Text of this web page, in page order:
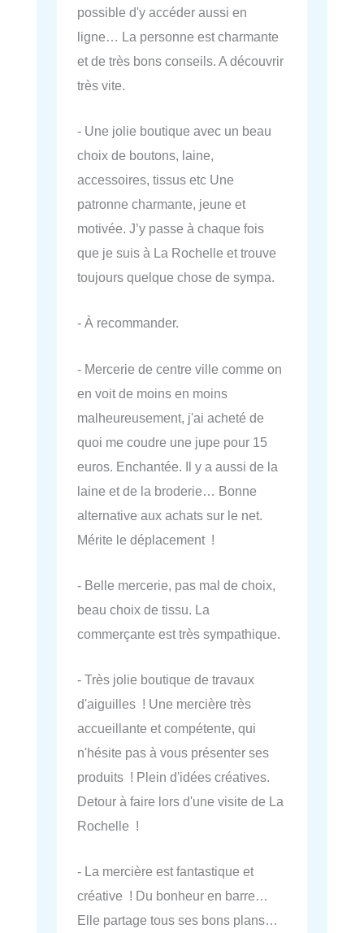
possible d'y accéder aussi en
ligne… La personne est charmante
et de très bons conseils. A découvrir
très vite.
- Une jolie boutique avec un beau
choix de boutons, laine,
accessoires, tissus etc Une
patronne charmante, jeune et
motivée. J’y passe à chaque fois
que je suis à La Rochelle et trouve
toujours quelque chose de sympa.
- À recommander.
- Mercerie de centre ville comme on
en voit de moins en moins
malheureusement, j'ai acheté de
quoi me coudre une jupe pour 15
euros. Enchantée. Il y a aussi de la
laine et de la broderie… Bonne
alternative aux achats sur le net.
Mérite le déplacement !
- Belle mercerie, pas mal de choix,
beau choix de tissu. La
commerçante est très sympathique.
- Très jolie boutique de travaux
d'aiguilles ! Une mercière très
accueillante et compétente, qui
n'hésite pas à vous présenter ses
produits ! Plein d'idées créatives.
Detour à faire lors d'une visite de La
Rochelle !
- La mercière est fantastique et
créative ! Du bonheur en barre…
Elle partage tous ses bons plans…